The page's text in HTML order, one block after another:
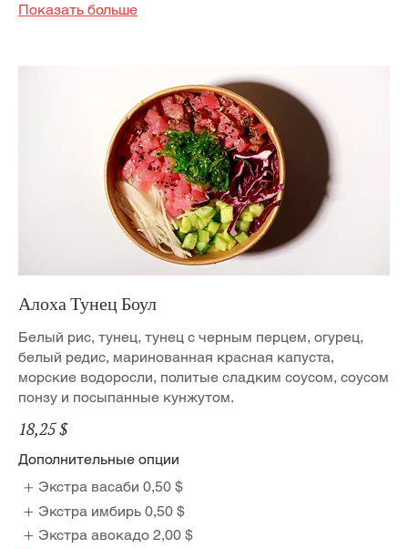
Показать больше
Алоха Тунец Боул
Белый рис, тунец, тунец с черным перцем, огурец,
белый редис, маринованная красная капуста,
морские водоросли, политые сладким соусом, соусом
понзу и посыпанные кунжутом.
18,25 $
Дополнительные опции
Экстра васаби 0,50 $
Экстра имбирь 0,50 $
Экстра авокадо 2,00 $